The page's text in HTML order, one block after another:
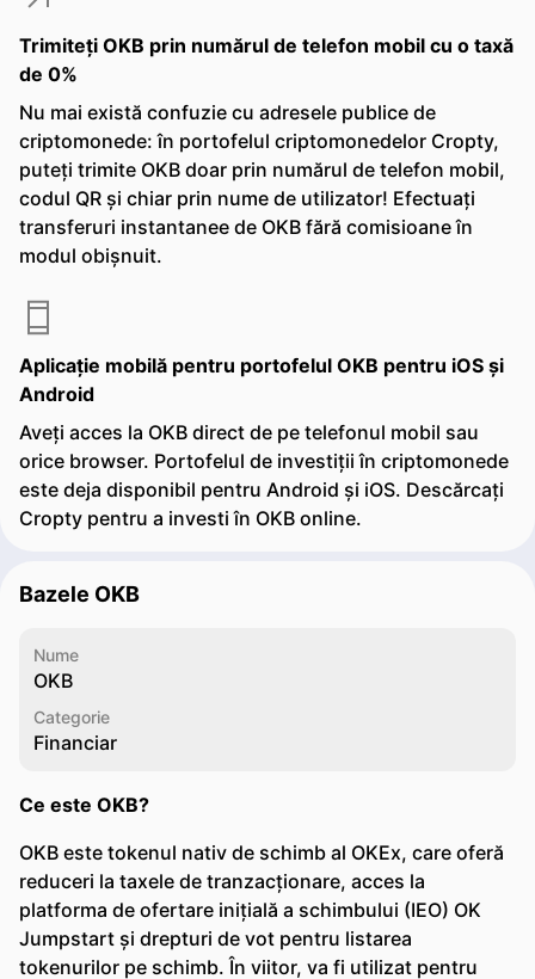
Trimiteți OKB prin numărul de telefon mobil cu o taxă
de 0%
Nu mai există confuzie cu adresele publice de
criptomonede: în portofelul criptomonedelor Cropty,
puteți trimite OKB doar prin numărul de telefon mobil,
codul QR și chiar prin nume de utilizator! Efectuați
transferuri instantanee de OKB fără comisioane în
modul obișnuit.
Aplicație mobilă pentru portofelul OKB pentru iOS și
Android
Aveți acces la OKB direct de pe telefonul mobil sau
orice browser. Portofelul de investiții în criptomonede
este deja disponibil pentru Android și iOS. Descărcați
Cropty pentru a investi în OKB online.
Bazele OKB
Nume
OKB
Categorie
Financiar
Ce este OKB?
OKB este tokenul nativ de schimb al OKEx, care oferă
reduceri la taxele de tranzacționare, acces la
platforma de ofertare inițială a schimbului (IEO) OK
Jumpstart și drepturi de vot pentru listarea
tokenurilor pe schimb. În viitor, va fi utilizat pentru